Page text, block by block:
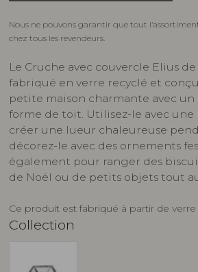
Nous ne pouvons garantir que tout
chez tous les revendeurs.
Le Cruche avec couvercle Elius
fabriqué en verre recyclé et
petite maison charmante avec un
forme de toit. Utilisez-le avec
créer une lueur chaleureuse
décorez-le avec des ornements
également pour ranger des
de Noël ou de petits objets tout
Ce produit est fabriqué à partir de verre
Collection